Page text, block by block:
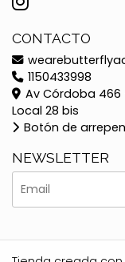
CONTACTO
1150433998
Av Córdoba 466
Local 28 bis
Botón de
NEWSLETTER